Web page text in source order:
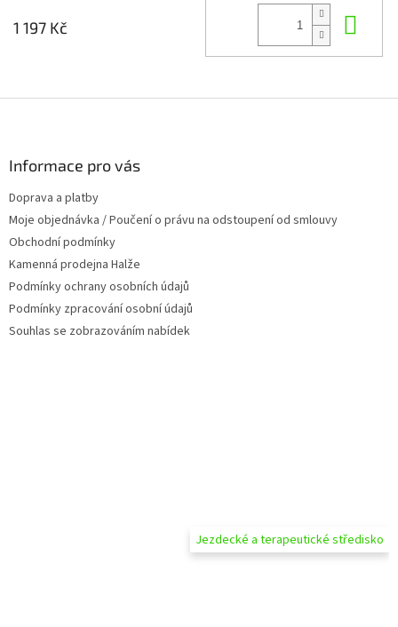
1 197 Kč
Informace pro vás
Doprava a platby
Moje objednávka / Poučení o právu na odstoupení od smlouvy
Obchodní podmínky
Kamenná prodejna Halže
Podmínky ochrany osobních údajů
Podmínky zpracování osobní údajů
Souhlas se zobrazováním nabídek
Jezdecké a terapeutické středisko